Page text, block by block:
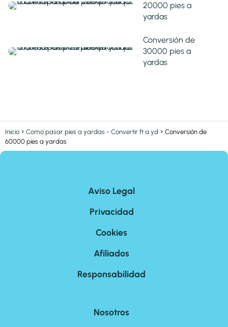
20000 pies a
yardas
Conversión de
30000 pies a
yardas
Inicio Como pasar pies a yardas - Convertir ft a yd
Conversión de
60000 pies a yardas
Aviso Legal
Privacidad
Cookies
Afiliados
Responsabilidad
Nosotros